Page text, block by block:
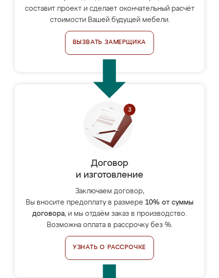
составит проект и сделает окончательный расчёт
стоимости Вашей будущей мебели.
ВЫЗВАТЬ ЗАМЕРЩИКА
Договор
и изготовление
Заключаем договор,
Вы вносите предоплату в размере 10% от суммы
договора, и мы отдаём заказ в производство.
Возможна оплата в рассрочку без %.
УЗНАТЬ О РАССРОЧКЕ